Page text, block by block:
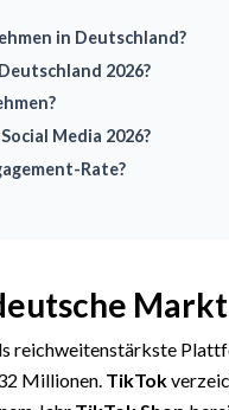
in Deutschland?
2026?
Media 2026?
Rate?
reichweitenstärkste
Millionen. TikTok